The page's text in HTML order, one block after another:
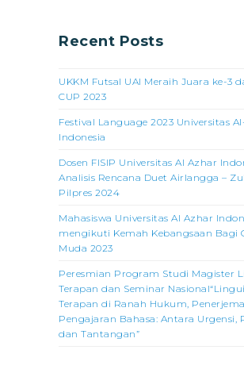
Recent Posts
UKKM Futsal UAI Meraih Juara ke-3
CUP 2023
Festival Language 2023 Universitas
Indonesia
Dosen FISIP Universitas Al Azhar
Analisis Rencana Duet Airlangga –
Pilpres 2024
Mahasiswa Universitas Al Azhar
mengikuti Kemah Kebangsaan Bagi
Muda 2023
Peresmian Program Studi Magister
Terapan dan Seminar
Terapan di Ranah Hukum,
Pengajaran Bahasa: Antara Urgensi,
dan Tantangan”